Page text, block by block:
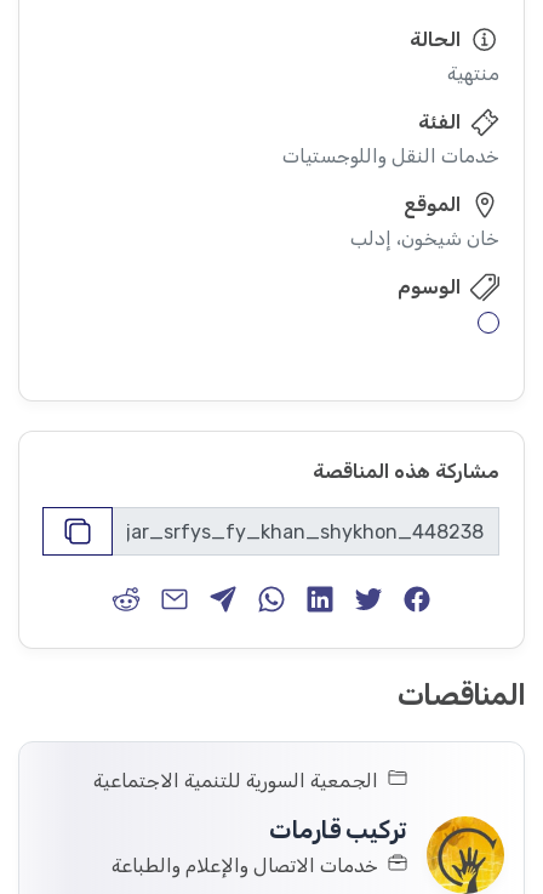
الحالة
منتهية
الفئة
خدمات النقل واللوجستيات
الموقع
خان شيخون، إدلب
الوسوم
مشاركة هذه المناقصة
المناقصات
الجمعية السورية للتنمية الاجتماعية
تركيب قارمات
خدمات الاتصال والإعلام والطباعة